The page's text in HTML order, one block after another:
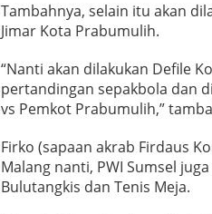
Tambahnya, selain itu akan
Jimar Kota Prabumulih.
“Nanti akan dilakukan Defile
pertandingan sepakbola dan
vs Pemkot Prabumulih,”
Firko (sapaan akrab Firdaus
Malang nanti, PWI Sumsel
Bulutangkis dan Tenis Meja.